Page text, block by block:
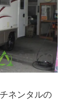
ネンタルの